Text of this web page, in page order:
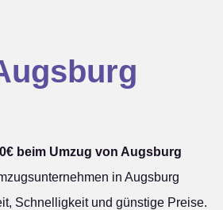
beim Umzug von Augsburg
in Augsburg
Schnelligkeit und günstige Preise.